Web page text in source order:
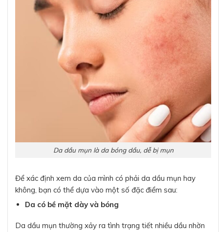
Da dầu mụn là da bóng dầu, dễ bị mụn
Để xác định xem da của mình có phải da dầu mụn hay
không, bạn có thể dựa vào một số đặc điểm sau:
Da có bề mặt dày và bóng
Da dầu mụn thường xảy ra tình trạng tiết nhiều dầu nhờn